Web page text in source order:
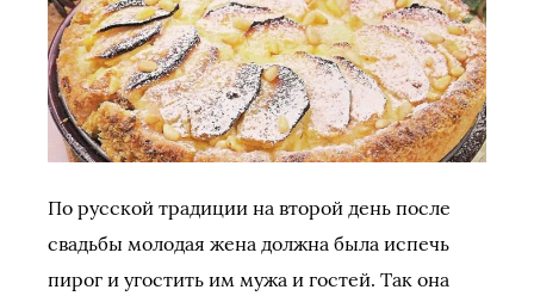
По русской традиции на второй день после
свадьбы молодая жена должна была испечь
пирог и угостить им мужа и гостей. Так она